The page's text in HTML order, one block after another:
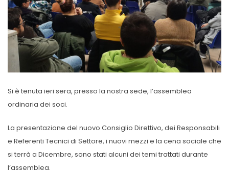
Si è tenuta ieri sera, presso la nostra sede, l’assemblea
ordinaria dei soci.
La presentazione del nuovo Consiglio Direttivo, dei Responsabili
e Referenti Tecnici di Settore, i nuovi mezzi e la cena sociale che
si terrà a Dicembre, sono stati alcuni dei temi trattati durante
l’assemblea.